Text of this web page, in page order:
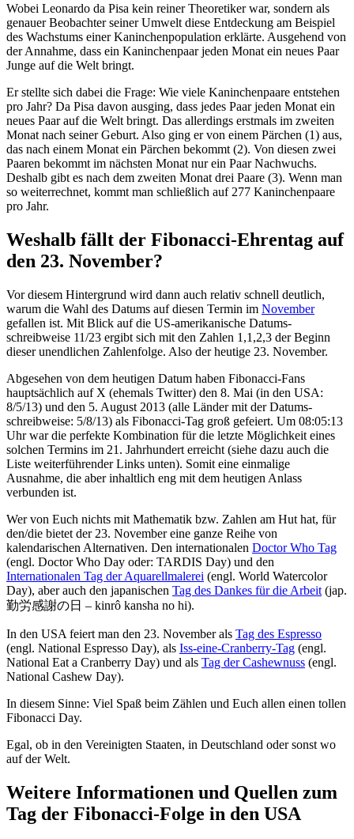
Wobei Leonardo da Pisa kein reiner Theoretiker war, sondern als
genauer Beobachter seiner Umwelt diese Entdeckung am Beispiel
des Wachstums einer Kaninchenpopulation erklärte. Ausgehend von
der Annahme, dass ein Kaninchenpaar jeden Monat ein neues Paar
Junge auf die Welt bringt.
Er stellte sich dabei die Frage: Wie viele Kaninchenpaare entstehen
pro Jahr? Da Pisa davon ausging, dass jedes Paar jeden Monat ein
neues Paar auf die Welt bringt. Das allerdings erstmals im zweiten
Monat nach seiner Geburt. Also ging er von einem Pärchen (1) aus,
das nach einem Monat ein Pärchen bekommt (2). Von diesen zwei
Paaren bekommt im nächsten Monat nur ein Paar Nachwuchs.
Deshalb gibt es nach dem zweiten Monat drei Paare (3). Wenn man
so weiterrechnet, kommt man schließlich auf 277 Kaninchenpaare
pro Jahr.
Weshalb fällt der Fibonacci-Ehrentag auf
den 23. November?
Vor diesem Hintergrund wird dann auch relativ schnell deutlich,
warum die Wahl des Datums auf diesen Termin im November
gefallen ist. Mit Blick auf die US-amerikanische Datums­
schreibweise 11/23 ergibt sich mit den Zahlen 1,1,2,3 der Beginn
dieser unendlichen Zahlenfolge. Also der heutige 23. November.
Abgesehen von dem heutigen Datum haben Fibonacci-Fans
hauptsächlich auf X (ehemals Twitter) den 8. Mai (in den USA:
8/5/13) und den 5. August 2013 (alle Länder mit der Datums­
schreibweise: 5/8/13) als Fibonacci-Tag groß gefeiert. Um 08:05:13
Uhr war die perfekte Kombination für die letzte Möglichkeit eines
solchen Termins im 21. Jahrhundert erreicht (siehe dazu auch die
Liste weiterführender Links unten). Somit eine einmalige
Ausnahme, die aber inhaltlich eng mit dem heutigen Anlass
verbunden ist.
Wer von Euch nichts mit Mathematik bzw. Zahlen am Hut hat, für
den/die bietet der 23. November eine ganze Reihe von
kalendarischen Alternativen. Den internationalen Doctor Who Tag
(engl. Doctor Who Day oder: TARDIS Day) und den
Internationalen Tag der Aquarellmalerei (engl. World Watercolor
Day), aber auch den japanischen Tag des Dankes für die Arbeit (jap.
勤労感謝の日 – kinrô kansha no hi).
In den USA feiert man den 23. November als Tag des Espresso
(engl. National Espresso Day), als Iss-eine-Cranberry-Tag (engl.
National Eat a Cranberry Day) und als Tag der Cashewnuss (engl.
National Cashew Day).
In diesem Sinne: Viel Spaß beim Zählen und Euch allen einen tollen
Fibonacci Day.
Egal, ob in den Vereinigten Staaten, in Deutschland oder sonst wo
auf der Welt.
Weitere Informationen und Quellen zum
Tag der Fibonacci-Folge in den USA